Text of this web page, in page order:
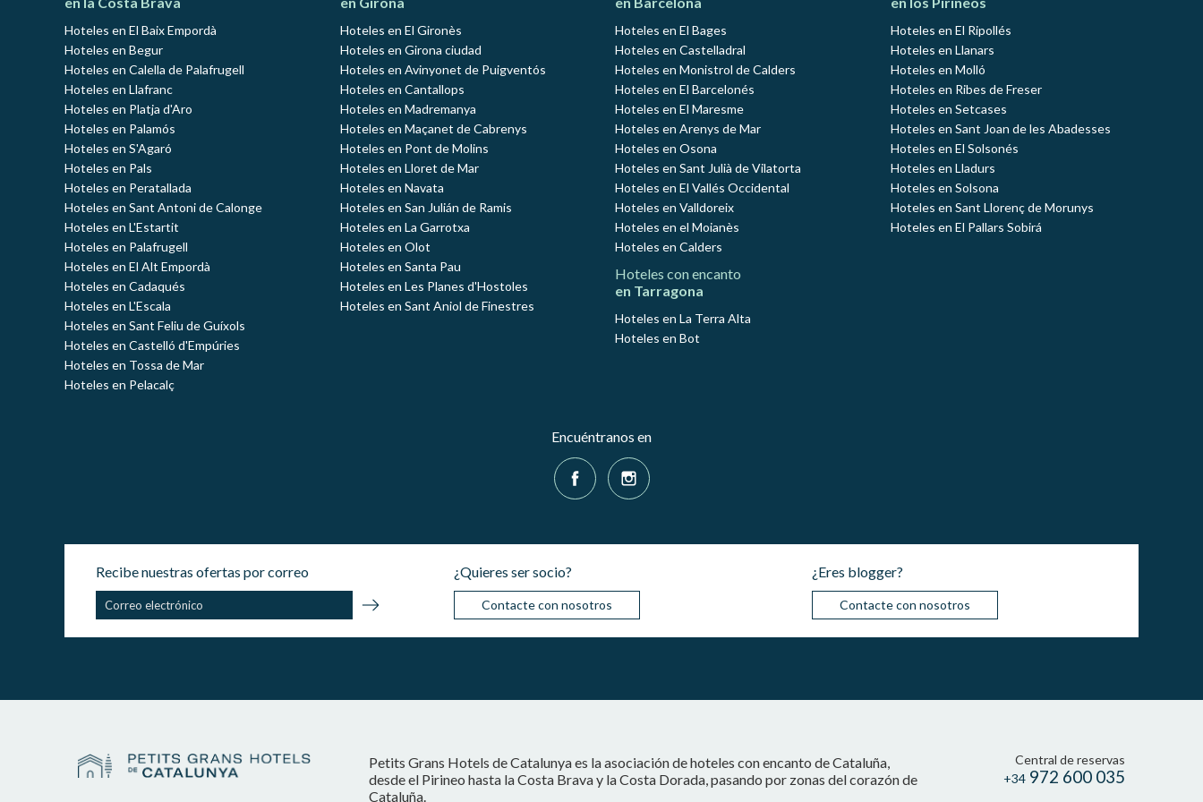
Hoteles en El Baix Empordà
Hoteles en Begur
Hoteles en Calella de Palafrugell
Hoteles en Llafranc
Hoteles en Platja d'Aro
Hoteles en Palamós
Hoteles en S'Agaró
Hoteles en Pals
Hoteles en Peratallada
Hoteles en Sant Antoni de Calonge
Hoteles en L'Estartit
Hoteles en Palafrugell
Hoteles en El Alt Empordà
Hoteles en Cadaqués
Hoteles en L'Escala
Hoteles en Sant Feliu de Guíxols
Hoteles en Castelló d'Empúries
Hoteles en Tossa de Mar
Hoteles en Pelacalç
Hoteles en El Gironès
Hoteles en Girona ciudad
Hoteles en Avinyonet de Puigventós
Hoteles en Cantallops
Hoteles en Madremanya
Hoteles en Maçanet de Cabrenys
Hoteles en Pont de Molins
Hoteles en Lloret de Mar
Hoteles en Navata
Hoteles en San Julián de Ramis
Hoteles en La Garrotxa
Hoteles en Olot
Hoteles en Santa Pau
Hoteles en Les Planes d'Hostoles
Hoteles en Sant Aniol de Finestres
Hoteles en El Bages
Hoteles en Castelladral
Hoteles en Monistrol de Calders
Hoteles en El Barcelonés
Hoteles en El Maresme
Hoteles en Arenys de Mar
Hoteles en Osona
Hoteles en Sant Julià de Vilatorta
Hoteles en El Vallés Occidental
Hoteles en Valldoreix
Hoteles en el Moianès
Hoteles en Calders
Hoteles con encanto
en Tarragona
Hoteles en La Terra Alta
Hoteles en Bot
Hoteles en El Ripollés
Hoteles en Llanars
Hoteles en Molló
Hoteles en Ribes de Freser
Hoteles en Setcases
Hoteles en Sant Joan de les Abadesses
Hoteles en El Solsonés
Hoteles en Lladurs
Hoteles en Solsona
Hoteles en Sant Llorenç de Morunys
Hoteles en El Pallars Sobirá
Encuéntranos en
Recibe nuestras ofertas por correo ¿Quieres ser socio?
Contacte con nosotros
¿Eres blogger?
Contacte con nosotros
Petits Grans Hotels de Catalunya es la asociación de hoteles con encanto de Cataluña,
desde el Pirineo hasta la Costa Brava y la Costa Dorada, pasando por zonas del corazón de
Cataluña.
Central de reservas
+34 972 600 035